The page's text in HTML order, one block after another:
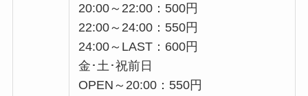
20:00～22:00：500円
22:00～24:00：550円
24:00～LAST：600円
金･土･祝前日
OPEN～20:00：550円